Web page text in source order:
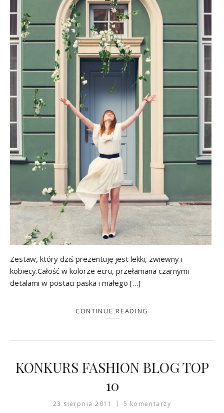
Zestaw, który dziś prezentuję jest lekki, zwiewny i
kobiecy.Całość w kolorze ecru, przełamana czarnymi
detalami w postaci paska i małego […]
CONTINUE READING
KONKURS FASHION BLOG TOP
10
23 sierpnia 2011 5 komentarzy